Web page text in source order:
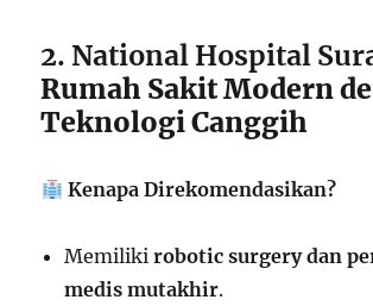
2. National Hospital
Rumah Sakit Modern
Teknologi Canggih
Kenapa Direkomendasikan?
Memilikirobotic surgery dan
medis mutakhir.